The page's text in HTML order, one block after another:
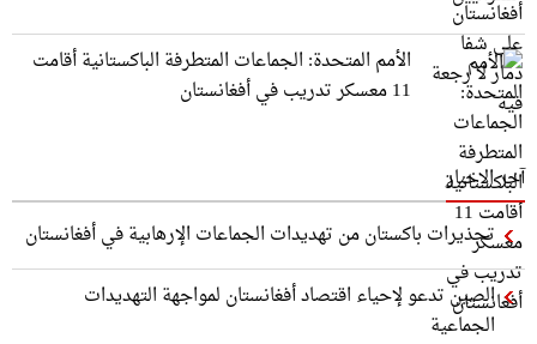
الأمم المتحدة: الجماعات المتطرفة الباكستانية أقامت
11 معسكر تدريب في أفغانستان
آخر الاخبار
تحذيرات باكستان من تهديدات الجماعات الإرهابية في أفغانستان
الصين تدعو لإحياء اقتصاد أفغانستان لمواجهة التهديدات
الجماعية